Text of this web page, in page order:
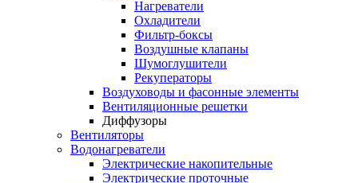
Нагреватели
Охладители
Фильтр-боксы
Воздушные клапаны
Шумоглушители
Рекуператоры
Воздуховоды и фасонные элементы
Вентиляционные решетки
Диффузоры
Вентиляторы
Водонагреватели
Электрические накопительные
Электрические проточные